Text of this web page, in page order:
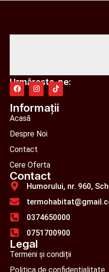
Urmărește-ne:
Informații
Acasă
Despre Noi
Contact
Cere Oferta
Contact
Humorului, nr. 960,
0374650000
0751700900
Legal
Termeni și condiții
Politica de confidențialitate